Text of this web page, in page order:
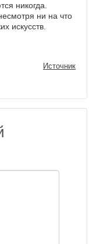
никогда.
ни на что
искусств.
Источник